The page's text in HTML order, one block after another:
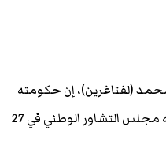
(لفتاغرين)، إن حكومته
تدعم عملية استكمال الدستور الصومالي وتنفيذ اتفاق بيدوه الذي توصل إليه مجلس التشاور الوطني في 27